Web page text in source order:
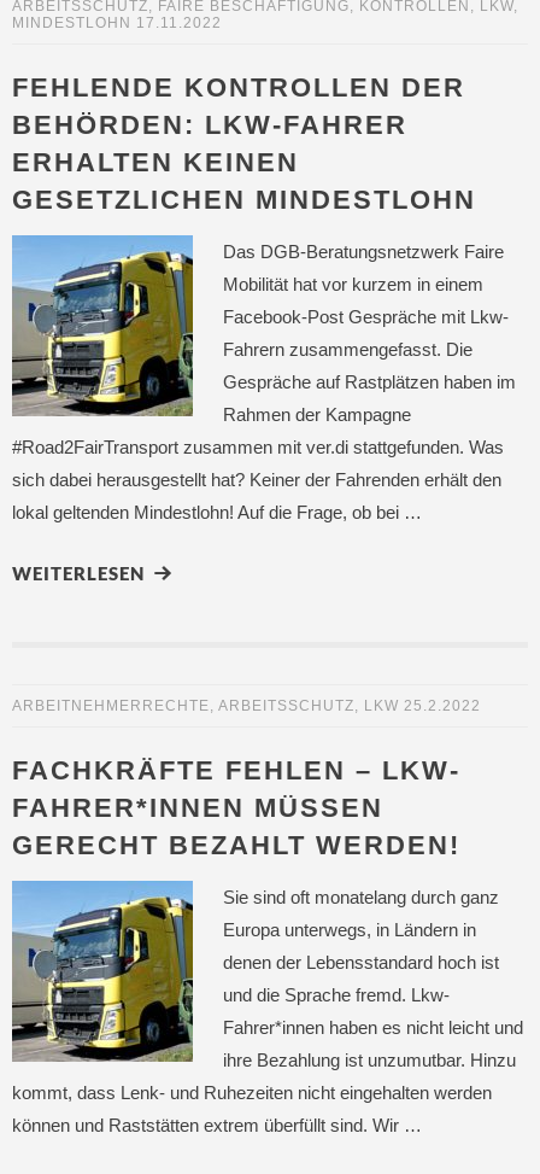
ARBEITSSCHUTZ, FAIRE BESCHÄFTIGUNG, KONTROLLEN , LKW,
MINDESTLOHN 17.11.2022
FEHLENDE KONTROLLEN DER
BEHÖRDEN: LKW-FAHRER
ERHALTEN KEINEN
GESETZLICHEN MINDESTLOHN
Das DGB-Beratungsnetzwerk Faire
Mobilität hat vor kurzem in einem
Facebook-Post Gespräche mit Lkw-
Fahrern zusammengefasst. Die
Gespräche auf Rastplätzen haben im
Rahmen der Kampagne
#Road2FairTransport zusammen mit ver.di stattgefunden. Was
sich dabei herausgestellt hat? Keiner der Fahrenden erhält den
lokal geltenden Mindestlohn! Auf die Frage, ob bei …
WEITERLESEN
ARBEITNEHMERRECHTE, ARBEITSSCHUTZ, LKW 25.2.2022
FACHKRÄFTE FEHLEN – LKW-
FAHRER*INNEN MÜSSEN
GERECHT BEZAHLT WERDEN!
Sie sind oft monatelang durch ganz
Europa unterwegs, in Ländern in
denen der Lebensstandard hoch ist
und die Sprache fremd. Lkw-
Fahrer*innen haben es nicht leicht und
ihre Bezahlung ist unzumutbar. Hinzu
kommt, dass Lenk- und Ruhezeiten nicht eingehalten werden
können und Raststätten extrem überfüllt sind. Wir …